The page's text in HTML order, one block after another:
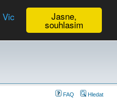
Jasne,
souhlasim
Vic
FAQ Hledat